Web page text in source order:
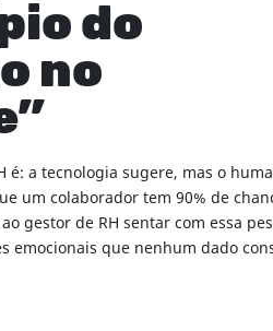
do
no
é: a tecnologia sugere, mas o
um colaborador tem 90% de
gestor de RH sentar com essa
emocionais que nenhum dado